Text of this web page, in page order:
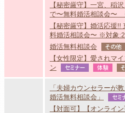
【秘密厳守】一宮、稲
で〜無料婚活相談会〜
【秘密厳守】婚活応援
料婚活相談会〜 ※対象
婚活無料相談会 その他
【女性限定】愛されマ
ン
セミナー 体験
「夫婦カウンセラーが
婚活無料相談会」
セミ
【対面可】【オンライ